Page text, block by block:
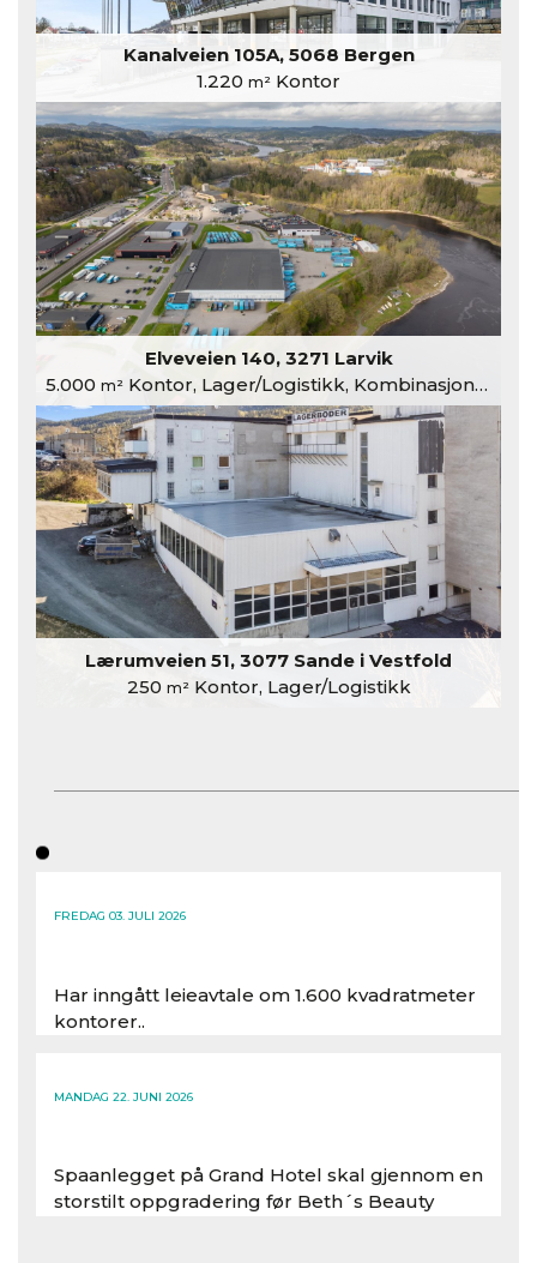
Kanalveien 105A, 5068 Bergen
1.220 m² Kontor
Elveveien 140, 3271 Larvik
5.000 m²Kontor, Lager/Logistikk, Kombinasjonslokaler
Lærumveien 51, 3077 Sande i Vestfold
250 m²Kontor, Lager/Logistikk
FREDAG 03. JULI 2026
Har inngått leieavtale om 1.600 kvadratmeter
kontorer..
MANDAG 22. JUNI 2026
Spaanlegget på Grand Hotel skal gjennom en
storstilt oppgradering før Beth´s Beauty